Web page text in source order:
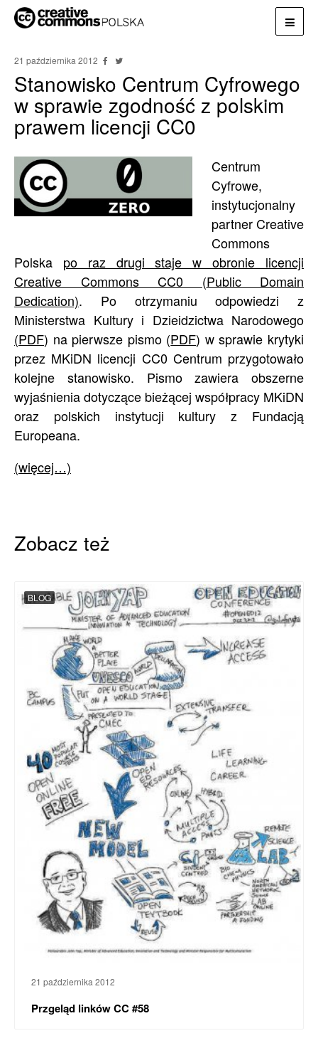
21 października 2012
Stanowisko Centrum Cyfrowego
w sprawie zgodność z polskim
prawem licencji CC0
Centrum
Cyfrowe,
instytucjonalny
partner Creative
Commons
Polska po raz drugi staje w obronie licencji
Creative Commons CC0 (Public Domain
Dedication). Po otrzymaniu odpowiedzi z
Ministerstwa Kultury i Dzieidzictwa Narodowego
(PDF) na pierwsze pismo (PDF) w sprawie krytyki
przez MKiDN licencji CC0 Centrum przygotowało
kolejne stanowisko. Pismo zawiera obszerne
wyjaśnienia dotyczące bieżącej współpracy MKiDN
oraz polskich instytucji kultury z Fundacją
Europeana.
(więcej…)
Zobacz też
BLOG
21 października 2012
Przgeląd linków CC #58